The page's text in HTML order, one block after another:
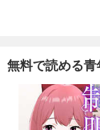
無料で読める